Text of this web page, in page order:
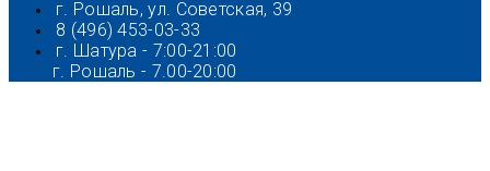
г. Рошаль, ул. Советская, 39
8 (496) 453-03-33
г. Шатура - 7:00-21:00
г. Рошаль - 7.00-20:00